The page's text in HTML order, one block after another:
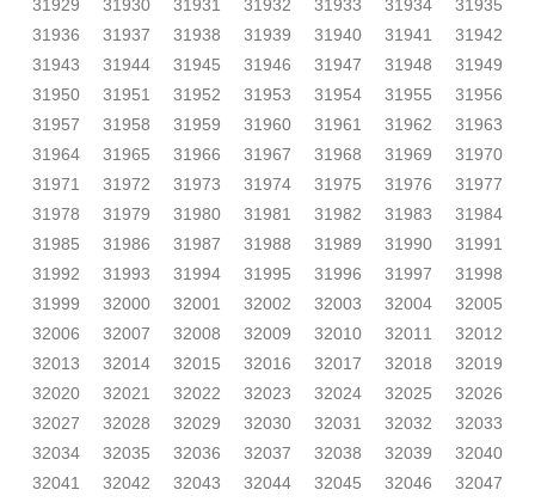
31929 31930 31931 31932 31933 31934
31935
31936
31937 31938 31939 31940 31941
31942
31943
31944 31945 31946 31947 31948
31949
31950
31951 31952 31953 31954 31955
31956
31957
31958 31959 31960 31961 31962
31963
31964
31965 31966 31967 31968 31969
31970
31971
31972 31973 31974 31975 31976
31977
31978
31979 31980 31981 31982 31983
31984
31985
31986 31987 31988 31989 31990
31991
31992
31993 31994 31995 31996 31997
31998
31999
32000 32001 32002 32003 32004
32005
32006
32007 32008 32009 32010 32011
32012
32013
32014 32015 32016 32017 32018
32019
32020
32021 32022 32023 32024 32025
32026
32027
32028 32029 32030 32031 32032
32033
32034
32035 32036 32037 32038 32039
32040
32041
32042 32043 32044 32045 32046
32047